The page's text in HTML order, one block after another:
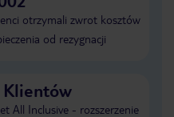
otrzymali zwrot kosztów
od rezygnacji
Klientów
All Inclusive - rozszerzenie